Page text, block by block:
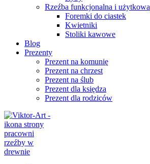
Rzeźba funkcjonalna i użytkowa
Foremki do ciastek
Kwietniki
Stoliki kawowe
Blog
Prezenty
Prezent na komunię
Prezent na chrzest
Prezent na ślub
Prezent dla księdza
Prezent dla rodziców